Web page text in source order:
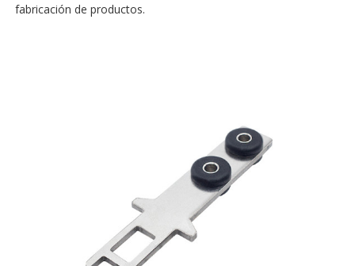
fabricación de productos.